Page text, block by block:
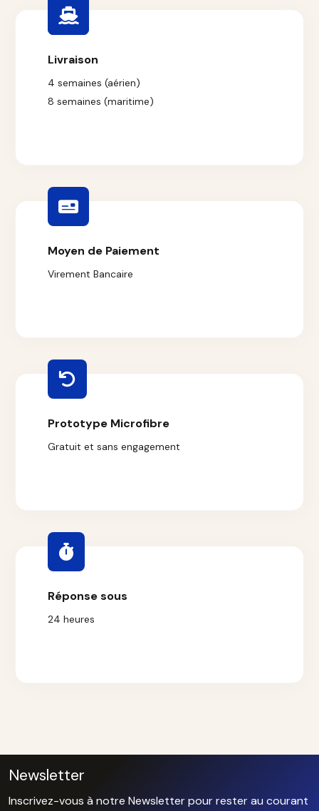
Livraison
4 semaines (aérien)
8 semaines (maritime)
Moyen de Paiement
Virement Bancaire
Prototype Microfibre
Gratuit et sans engagement
Réponse sous
24 heures
Newsletter
Inscrivez-vous à notre Newsletter pour rester au courant